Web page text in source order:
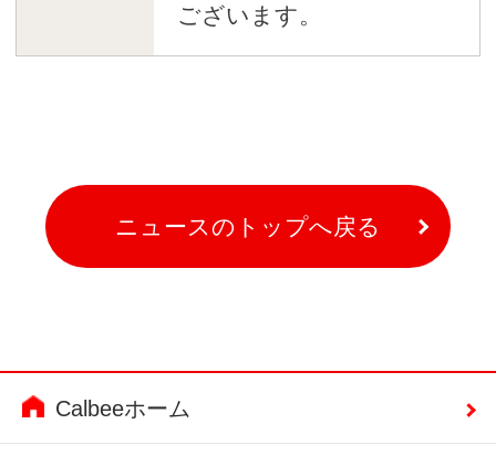
ございます。
ニュースのトップへ戻る
Calbeeホーム